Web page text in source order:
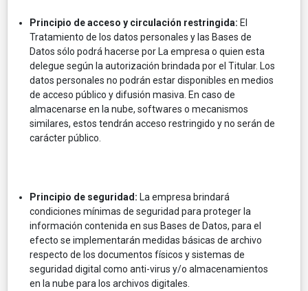
Principio de acceso y circulación restringida: El
Tratamiento de los datos personales y las Bases de
Datos sólo podrá hacerse por La empresa o quien esta
delegue según la autorización brindada por el Titular. Los
datos personales no podrán estar disponibles en medios
de acceso público y difusión masiva. En caso de
almacenarse en la nube, softwares o mecanismos
similares, estos tendrán acceso restringido y no serán de
carácter público.
Principio de seguridad: La empresa brindará
condiciones mínimas de seguridad para proteger la
información contenida en sus Bases de Datos, para el
efecto se implementarán medidas básicas de archivo
respecto de los documentos físicos y sistemas de
seguridad digital como anti-virus y/o almacenamientos
en la nube para los archivos digitales.